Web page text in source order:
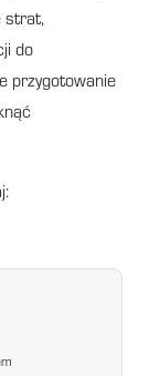
strat,
do
przygotowanie